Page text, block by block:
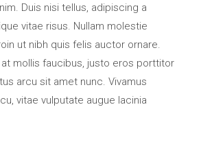
Duis nisi tellus, adipiscing a
vitae risus. Nullam molestie
ut nibh quis felis auctor ornare.
at mollis faucibus, justo eros porttitor
arcu sit amet nunc. Vivamus
vitae vulputate augue lacinia